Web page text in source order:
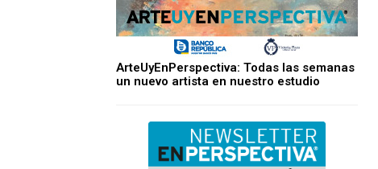
ArteUyEnPerspectiva: Todas las semanas
un nuevo artista en nuestro estudio